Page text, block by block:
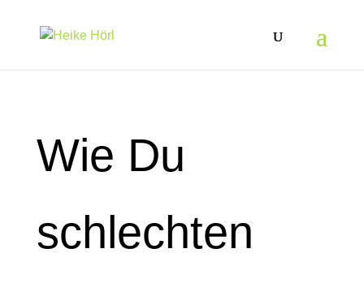
Wie Du
schlechten